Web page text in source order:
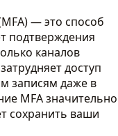
— это способ
подтверждения
каналов
доступ
записям даже в
MFA значительно
сохранить ваши